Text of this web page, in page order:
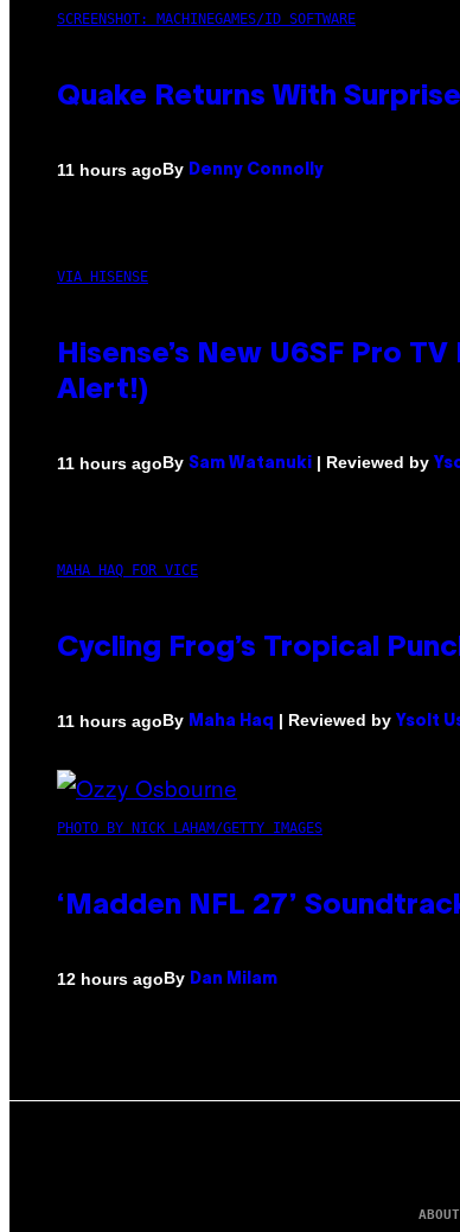
SCREENSHOT: MACHINEGAMES/ID SOFTWARE
Quake Returns With
11 hours agoBy Denny Connolly
VIA HISENSE
Hisense’s New U6SF Pro
Alert!)
11 hours agoBy Sam Watanuki | Reviewed by
MAHA HAQ FOR VICE
Cycling Frog’s Tropical
11 hours agoBy Maha Haq | Reviewed by Ysolt
PHOTO BY NICK LAHAM/GETTY IMAGES
‘Madden NFL 27’
12 hours agoBy Dan Milam
ABOUT